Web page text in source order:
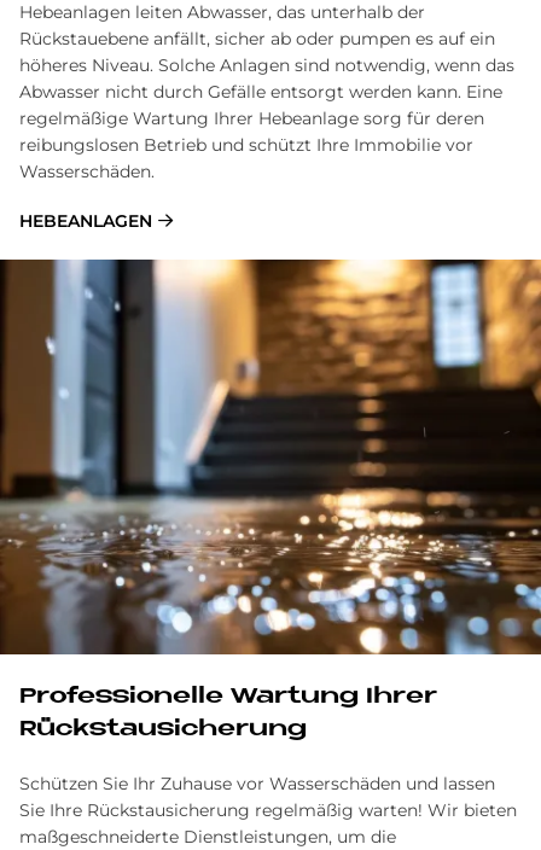
Hebeanlagen leiten Abwasser, das unterhalb der
Rückstauebene anfällt, sicher ab oder pumpen es auf ein
höheres Niveau. Solche Anlagen sind notwendig, wenn das
Abwasser nicht durch Gefälle entsorgt werden kann. Eine
regelmäßige Wartung Ihrer Hebeanlage sorg für deren
reibungslosen Betrieb und schützt Ihre Immobilie vor
Wasserschäden.
HEBEANLAGEN
Pro­fes­sio­nel­le War­tung Ih­rer
Rück­stau­si­che­rung
Schüt­zen Sie Ihr Zu­hau­se vor Was­ser­schä­den und las­sen
Sie Ihre Rück­stau­si­che­rung re­gel­mä­ßig war­ten! Wir bieten
maßgeschneiderte Dienstleistungen, um die